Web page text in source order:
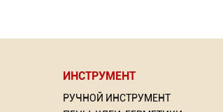
ИНСТРУМЕНТ
РУЧНОЙ ИНСТРУМЕНТ